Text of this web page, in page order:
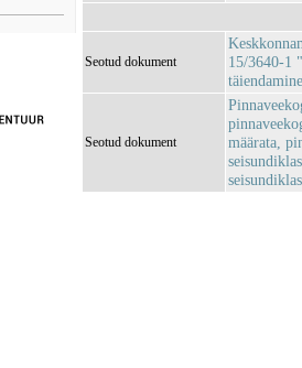
Seotud dokument
15/3640-1
Seotud dokument
määrata,